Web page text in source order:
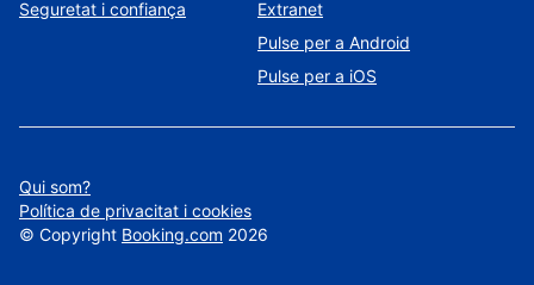
Seguretat i confiança
Extranet
Pulse per a Android
Pulse per a iOS
Qui som?
Política de privacitat i cookies
© Copyright Booking.com 2026